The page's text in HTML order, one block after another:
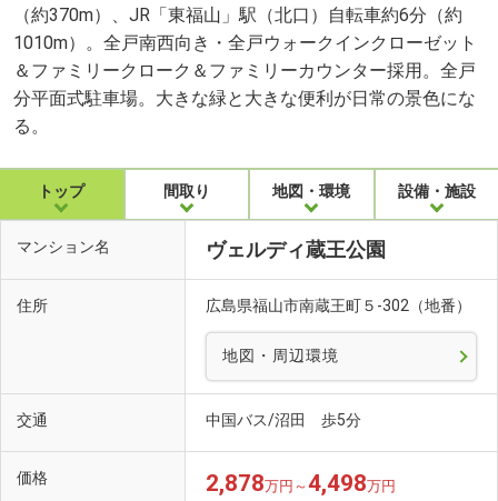
（約370m）、JR「東福山」駅（北口）自転車約6分（約
1010m）。全戸南西向き・全戸ウォークインクローゼット
＆ファミリークローク＆ファミリーカウンター採用。全戸
分平面式駐車場。大きな緑と大きな便利が日常の景色にな
る。
トップ 間取り 地図・環境 設備・施設
マンション名 ヴェルディ蔵王公園
住所 広島県福山市南蔵王町５-302（地番）
地図・周辺環境
交通 中国バス/沼田 歩5分
価格 2,878万円～ 4,498万円